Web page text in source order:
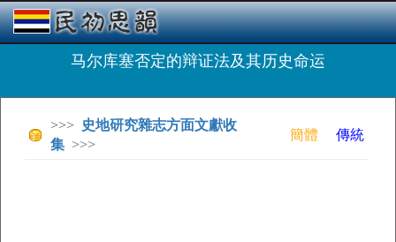
马尔库塞否定的辩证法及其历史命运
>>>
史地研究雜志方面文獻收
集 >>>
簡體 傳統